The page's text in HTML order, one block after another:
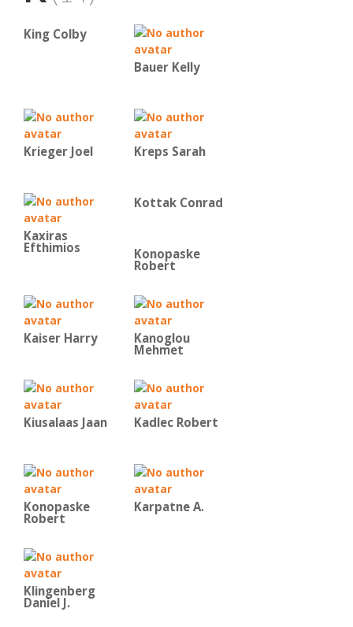
King Colby
Bauer Kelly
Krieger Joel Kreps Sarah
Kaxiras
Efthimios
Kottak Conrad
Konopaske
Robert
Kaiser Harry Kanoglou
Mehmet
Kiusalaas Jaan Kadlec Robert
Konopaske
Robert
Karpatne A.
Klingenberg
Daniel J.